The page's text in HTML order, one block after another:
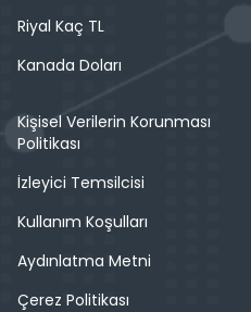
Riyal Kaç TL
Kanada Doları
Kişisel Verilerin Korunması
Politikası
İzleyici Temsilcisi
Kullanım Koşulları
Aydınlatma Metni
Çerez Politikası